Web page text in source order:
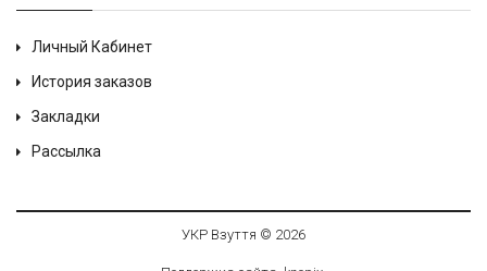
Личный Кабинет
История заказов
Закладки
Рассылка
УКР Взуття © 2026